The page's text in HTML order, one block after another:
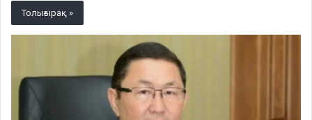
Толығырақ »